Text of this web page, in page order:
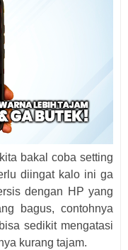
bakal coba setting
diingat kalo ini ga
dengan HP yang
bagus, contohnya
sedikit mengatasi
kurang tajam.